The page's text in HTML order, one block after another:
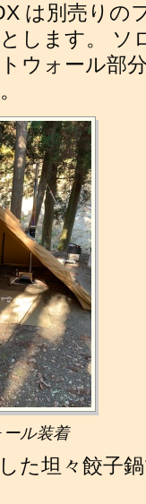
は別売りの
します。 ソ
ウォール部
ル装着
た坦々餃子